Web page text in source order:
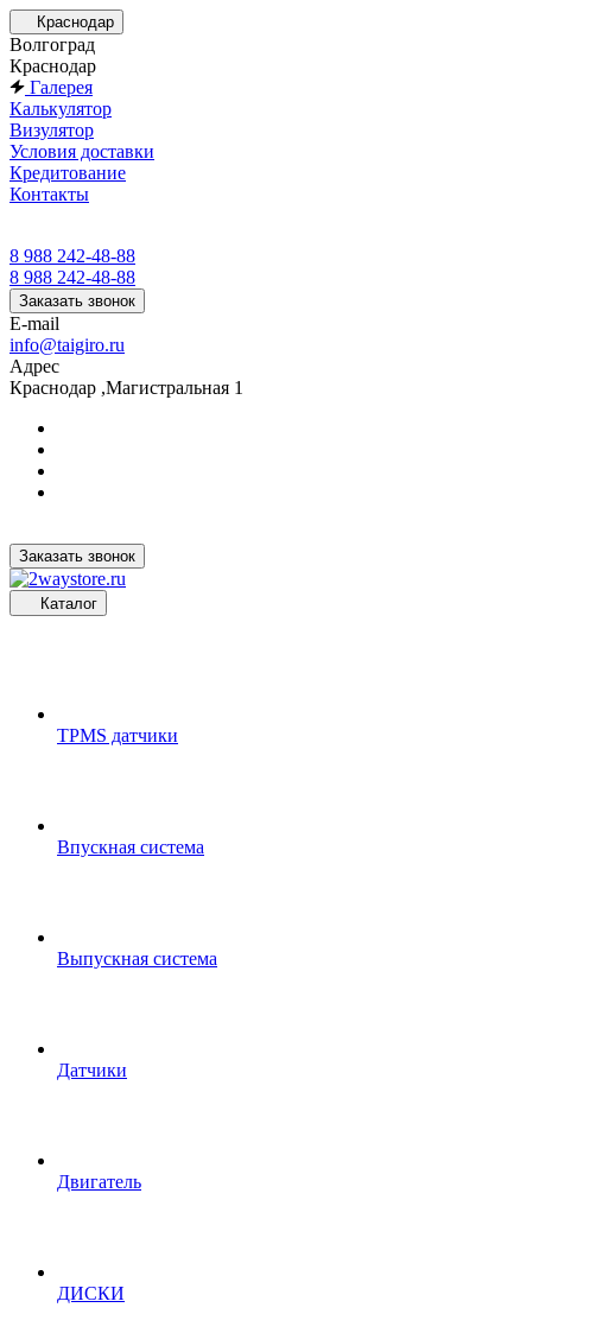
Краснодар
Волгоград
Краснодар
Галерея
Калькулятор
Визулятор
Условия доставки
Кредитование
Контакты
8 988 242-48-88
8 988 242-48-88
Заказать звонок
E-mail
info@taigiro.ru
Адрес
Краснодар ,Магистральная 1
Заказать звонок
Каталог
TPMS датчики
Впускная система
Выпускная система
Датчики
Двигатель
ДИСКИ